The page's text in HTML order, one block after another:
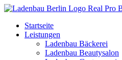
Zum
wechselnStartseite
Leistungen
Ladenbau Bäckerei
Ladenbau Beautysalon